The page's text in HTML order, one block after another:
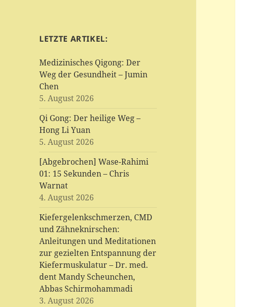
LETZTE ARTIKEL:
Medizinisches Qigong: Der
Weg der Gesundheit – Jumin
Chen
5. August 2026
Qi Gong: Der heilige Weg –
Hong Li Yuan
5. August 2026
[Abgebrochen] Wase-Rahimi
01: 15 Sekunden – Chris
Warnat
4. August 2026
Kiefergelenkschmerzen, CMD
und Zähneknirschen:
Anleitungen und Meditationen
zur gezielten Entspannung der
Kiefermuskulatur – Dr. med.
dent Mandy Scheunchen,
Abbas Schirmohammadi
3. August 2026